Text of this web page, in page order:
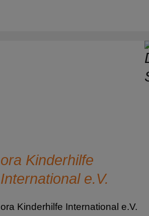
Japan
ora Kinderhilfe
International e.V.
ora Kinderhilfe International e.V.